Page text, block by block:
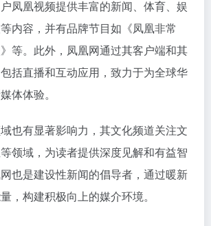
凤凰视频提供丰富的新闻、体育、娱
内容，并有品牌节目如《凤凰非常
等。此外，凤凰网通过其客户端和其
括直播和互动应用，致力于为全球华
体体验。
也有显著影响力，其文化频道关注文
领域，为读者提供深度见解和有益智
也是建设性新闻的倡导者，通过暖新
，构建积极向上的媒介环境。